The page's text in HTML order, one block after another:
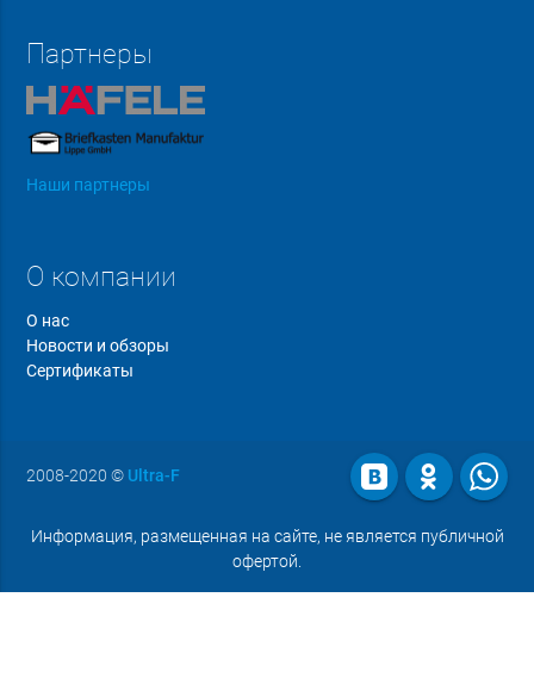
Партнеры
Наши партнеры
О компании
О нас
Новости и обзоры
Сертификаты
2008-2020 © Ultra-F
Информация, размещенная на сайте, не является публичной
офертой.